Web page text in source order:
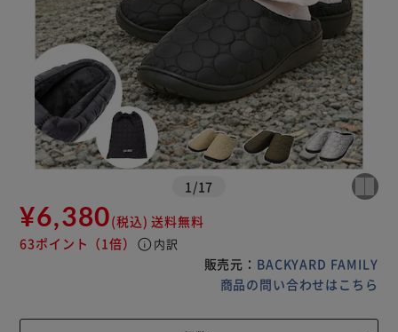
1 /17
¥6,380(税込) 送料無料
63ポイント （1倍） info 内訳
販売元： BACKYARD FAMILY
商品の問い合わせはこちら